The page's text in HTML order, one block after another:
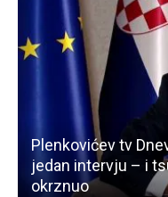
Plenkovićev tv
jedan intervju – i
okrznuo